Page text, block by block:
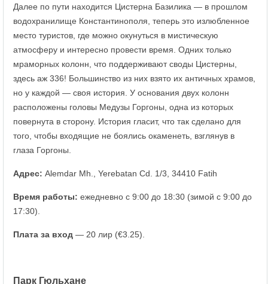
Далее по пути находится Цистерна Базилика — в прошлом
водохранилище Константинополя, теперь это излюбленное
место туристов, где можно окунуться в мистическую
атмосферу и интересно провести время. Одних только
мраморных колонн, что поддерживают своды Цистерны,
здесь аж 336! Большинство из них взято их античных храмов,
но у каждой — своя история. У основания двух колонн
расположены головы Медузы Горгоны, одна из которых
повернута в сторону. История гласит, что так сделано для
того, чтобы входящие не боялись окаменеть, взглянув в
глаза Горгоны.
Адрес: Alemdar Mh., Yerebatan Cd. 1/3, 34410 Fatih
Время работы: ежедневно с 9:00 до 18:30 (зимой с 9:00 до
17:30).
Плата за вход — 20 лир (€3.25).
Парк Гюльхане